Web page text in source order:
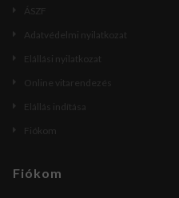
ÁSZF
Adatvédelmi nyilatkozat
Elállási nyilatkozat
Online vitarendezés
Elállás indítása
Fiókom
Fiókom